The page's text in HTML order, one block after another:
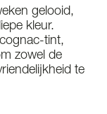
gelooid,
kleur.
tint,
zowel de
te